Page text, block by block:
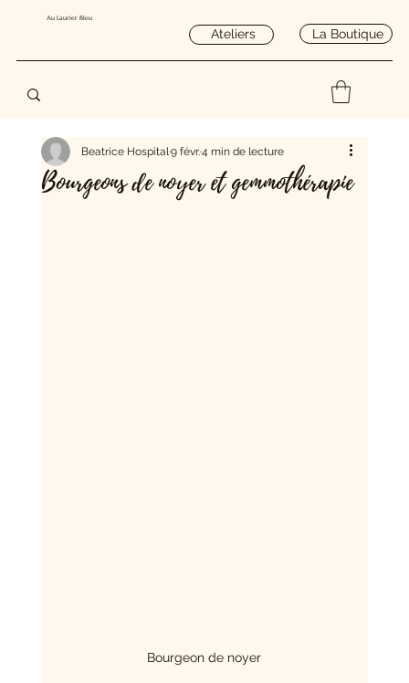
Au Laurier Bleu
Ateliers La Boutique
Bourgeons de noyer et gemmothérapie
Beatrice Hospital9 févr.4 min de lecture
Bourgeon de noyer